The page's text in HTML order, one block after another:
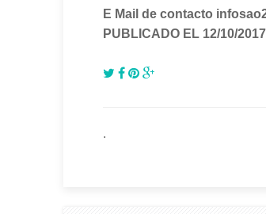
E Mail de contacto
PUBLICADO EL 12/10/2017
.